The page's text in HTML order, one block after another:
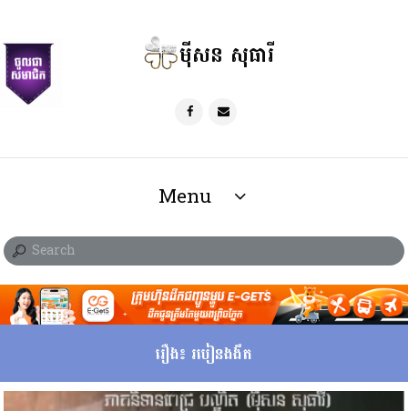
ម៉ីសន សុធារី
Menu
រឿង៖ របៀនងងឹត